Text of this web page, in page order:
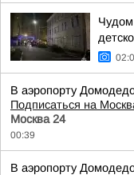
Чудом
В аэропорту
Подписаться на
Москва 24
00:39
В аэропорту